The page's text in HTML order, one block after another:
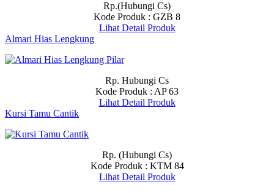
Rp.(Hubungi Cs)
Kode Produk : GZB 8
Lihat Detail Produk
Almari Hias Lengkung
Rp. Hubungi Cs
Kode Produk : AP 63
Lihat Detail Produk
Kursi Tamu Cantik
Rp. (Hubungi Cs)
Kode Produk : KTM 84
Lihat Detail Produk